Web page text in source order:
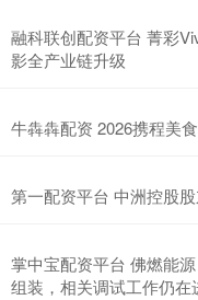
融科联创配资平台 菁彩
影全产业链升级
牛犇犇配资 2026携程美
第一配资平台 中洲控股
掌中宝配资平台 佛燃能
组装，相关调试工作仍在